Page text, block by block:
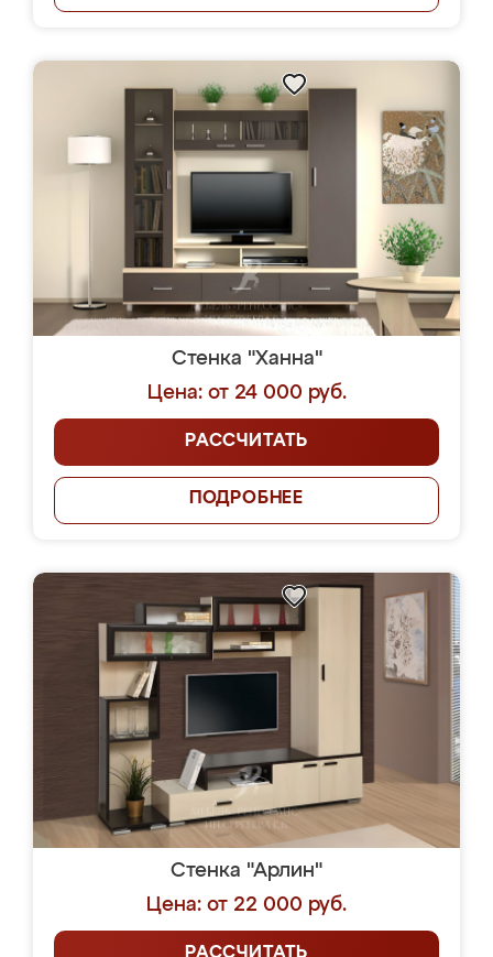
Стенка "Ханна"
Цена: от 24 000 руб.
РАССЧИТАТЬ
ПОДРОБНЕЕ
Стенка "Арлин"
Цена: от 22 000 руб.